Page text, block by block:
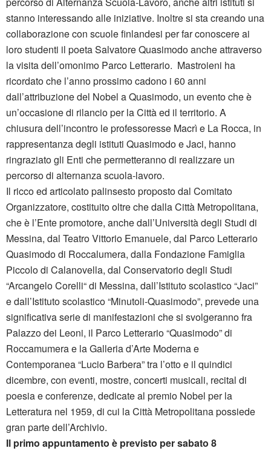
stanno interessando alle iniziative. Inoltre si sta creando una
collaborazione con scuole finlandesi per far conoscere ai
loro studenti il poeta Salvatore Quasimodo anche attraverso
la visita dell’omonimo Parco Letterario. Mastroieni ha
ricordato che l’anno prossimo cadono i 60 anni
dall’attribuzione del Nobel a Quasimodo, un evento che è
un’occasione di rilancio per la Città ed il territorio. A
chiusura dell’incontro le professoresse Macrì e La Rocca, in
rappresentanza degli istituti Quasimodo e Jaci, hanno
ringraziato gli Enti che permetteranno di realizzare un
percorso di alternanza scuola-lavoro.
Il ricco ed articolato palinsesto proposto dal Comitato
Organizzatore, costituito oltre che dalla Città Metropolitana,
che è l’Ente promotore, anche dall’Università degli Studi di
Messina, dal Teatro Vittorio Emanuele, dal Parco Letterario
Quasimodo di Roccalumera, dalla Fondazione Famiglia
Piccolo di Calanovella, dal Conservatorio degli Studi
“Arcangelo Corelli“ di Messina, dall’Istituto scolastico “Jaci”
e dall’Istituto scolastico “Minutoli-Quasimodo”, prevede una
significativa serie di manifestazioni che si svolgeranno fra
Palazzo dei Leoni, il Parco Letterario “Quasimodo” di
Roccamumera e la Galleria d’Arte Moderna e
Contemporanea “Lucio Barbera” tra l’otto e il quindici
dicembre, con eventi, mostre, concerti musicali, recital di
poesia e conferenze, dedicate al premio Nobel per la
Letteratura nel 1959, di cui la Città Metropolitana possiede
gran parte dell’Archivio.
Il primo appuntamento è previsto per sabato 8